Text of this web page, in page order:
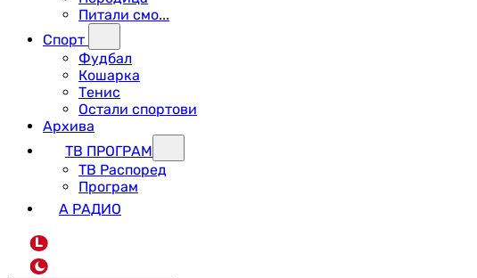
Питали смо...
Спорт
Фудбал
Кошарка
Тенис
Остали спортови
Архива
ТВ ПРОГРАМ
ТВ Распоред
Програм
А РАДИО
L